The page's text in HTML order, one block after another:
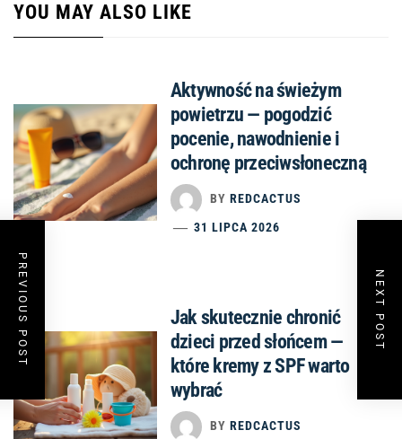
YOU MAY ALSO LIKE
Aktywność na świeżym
powietrzu — pogodzić
pocenie, nawodnienie i
ochronę przeciwsłoneczną
BY REDCACTUS
31 LIPCA 2026
Jak skutecznie chronić
dzieci przed słońcem —
które kremy z SPF warto
wybrać
BY REDCACTUS
PREVIOUS POST NEXT POST